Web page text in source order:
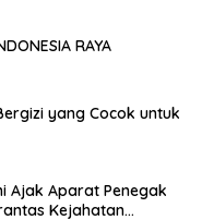
RAYA
yang Cocok untuk
Ajak Aparat Penegak
Kejahatan